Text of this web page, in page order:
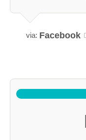
via: Facebook